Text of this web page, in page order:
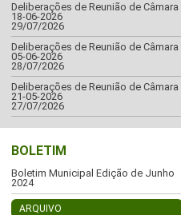
Deliberações de Reunião de Câmara
18-06-2026
29/07/2026
Deliberações de Reunião de Câmara
05-06-2026
28/07/2026
Deliberações de Reunião de Câmara
21-05-2026
27/07/2026
BOLETIM
Boletim Municipal Edição de Junho
2024
ARQUIVO